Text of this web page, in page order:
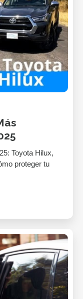
Toyota Hilux,
proteger tu